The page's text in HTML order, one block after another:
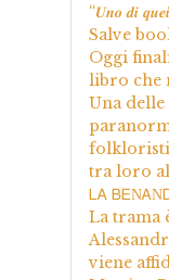
“𝑼𝒏𝒐 𝒅𝒊
Salve
Oggi
libro che
Una delle
tra loro
ᏞᎪ
La trama
viene